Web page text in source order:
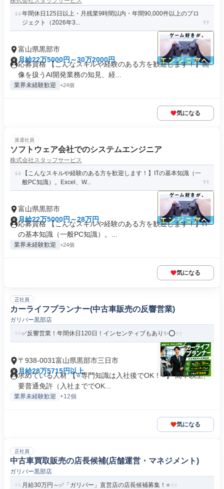
年間休日125日以上・月残業9時間以内・年間90,000件以上のプロ
ジェクト（2026年3...
富山県黒部市
月給22万5000円～30万2000円
応募資格 【こんなスキルや経験のある方を歓迎します！】画
像を扱うAI開発業務の知見、経...
業界未経験歓迎 +24個
気になる
派遣社員
ソフトウェア会社でのシステムエンジニア
株式会社スタッフサービス
【こんなスキルや経験のある方を歓迎します！】ITの基本知識（一
般PC知識）。Excel、W...
富山県黒部市
月給22万5000円～28万円
応募資格 【こんなスキルや経験のある方を歓迎します！】IT
の基本知識（一般PC知識）。...
業界未経験歓迎 +24個
気になる
正社員
カーライフプランナー(中古車販売の反響営業)
ガリバー黒部店
✅反響営業！年間休日120日！インセンティブもあり✨⭕
〒938-0031富山県黒部市三日市
月給28万5715円以上
求めている人材 【⭐専門知識は入社後でOK！⭐】 高卒以上、
要普通免許（入社まででOK...
業界未経験歓迎 +12個
気になる
正社員
中古車買取販売の店長候補(店舗運営・マネジメント)
ガリバー黒部店
月給30万円～✅「ガリバー」直営店の店長候補募集！⭐